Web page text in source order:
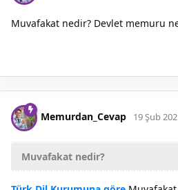
Muvafakat nedir? Devlet memuru
Memurdan_Cevap 19 Şub
Muvafakat nedir?